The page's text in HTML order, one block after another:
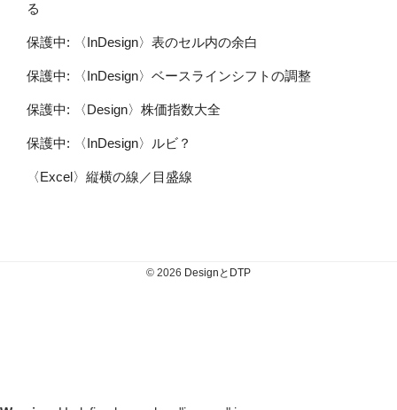
る
保護中: 〈InDesign〉表のセル内の余白
保護中: 〈InDesign〉ベースラインシフトの調整
保護中: 〈Design〉株価指数大全
保護中: 〈InDesign〉ルビ？
〈Excel〉縦横の線／目盛線
© 2026 DesignとDTP